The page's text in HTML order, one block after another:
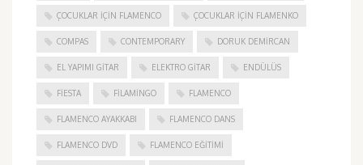
ÇOCUKLAR IÇIN FLAMENCO ÇOCUKLAR IÇIN FLAMENKO
COMPAS CONTEMPORARY DORUK DEMIRCAN
EL YAPIMI GITAR ELEKTRO GITAR ENDÜLÜS
FIESTA FILAMINGO FLAMENCO
FLAMENCO AYAKKABI FLAMENCO DANS
FLAMENCO DVD FLAMENCO EĞITIMI